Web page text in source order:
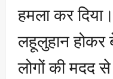
हमला कर
लहूलुहान होकर
लोगों की मदद